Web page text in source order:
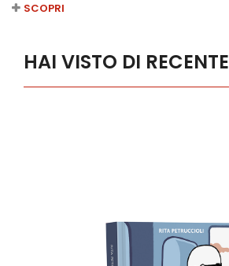
SCOPRI
HAI VISTO DI RECENTE